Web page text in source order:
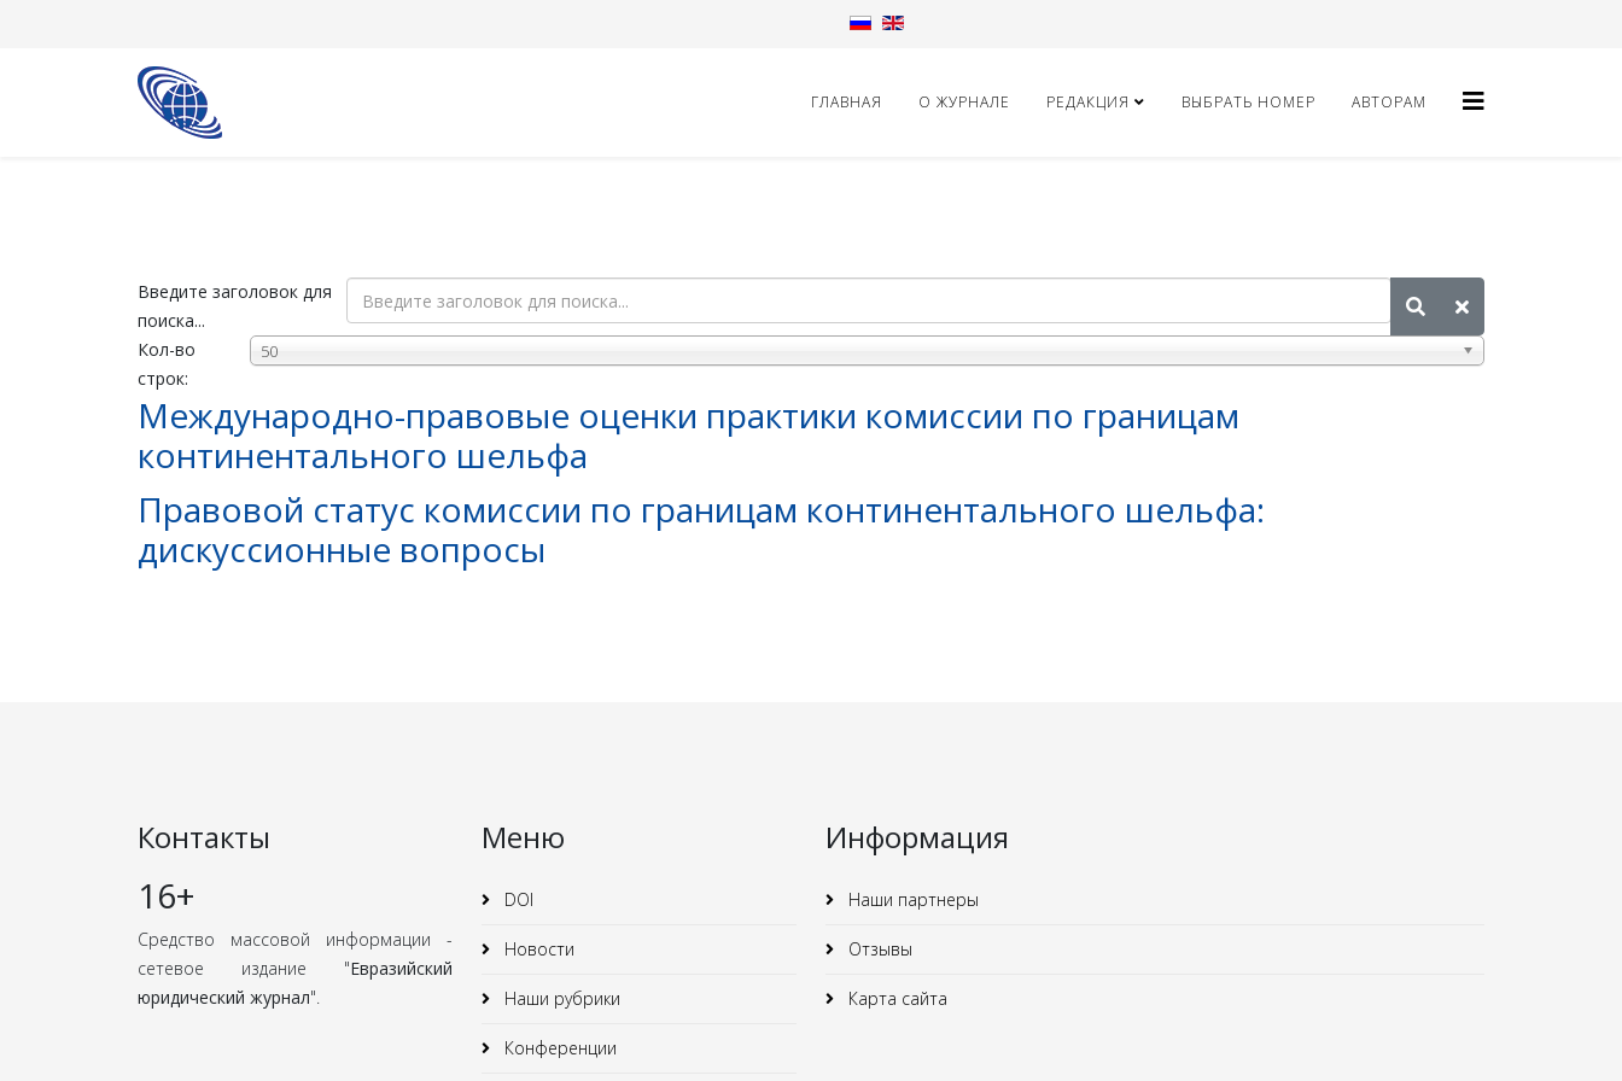
ГЛАВНАЯ О ЖУРНАЛЕ РЕДАКЦИЯ ВЫБРАТЬ НОМЕР АВТОРАМ
Введите заголовок для
поиска...
Кол-во
строк:
50
Международно-правовые оценки практики комиссии по границам
континентального шельфа
Правовой статус комиссии по границам континентального шельфа:
дискуссионные вопросы
Контакты
16+
Средство массовой информации -
сетевое издание "Евразийский
юридический журнал".
Меню
DOI
Новости
Наши рубрики
Конференции
Информация
Наши партнеры
Отзывы
Карта сайта